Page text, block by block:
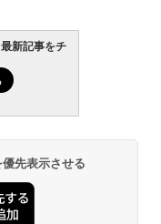
新記事をチ
先表示させる